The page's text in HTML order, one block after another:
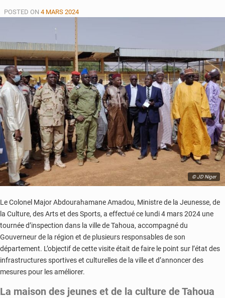
relance
et
la
culture
à
Maradi
POSTED ON 4 MARS 2024
© JD Niger
Le Colonel Major Abdourahamane Amadou, Ministre de la Jeunesse, de
la Culture, des Arts et des Sports, a effectué ce lundi 4 mars 2024 une
tournée d’inspection dans la ville de Tahoua, accompagné du
Gouverneur de la région et de plusieurs responsables de son
département. L’objectif de cette visite était de faire le point sur l’état des
infrastructures sportives et culturelles de la ville et d’annoncer des
mesures pour les améliorer.
La maison des jeunes et de la culture de Tahoua